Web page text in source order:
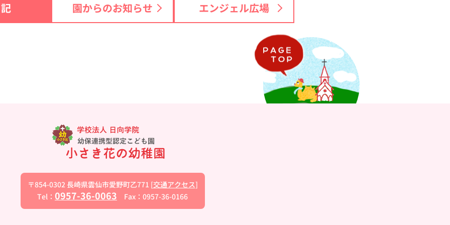
園からのお知らせ エンジェル広場
〒854-0302長崎県雲仙市愛野町乙771 [交通アクセス]
Tel： 0957-36-0063 Fax：0957-36-0166